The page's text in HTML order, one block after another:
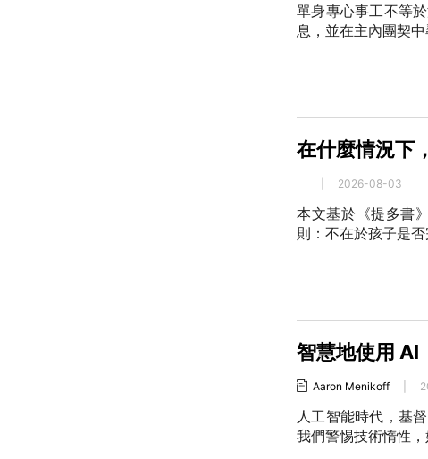
單身專心事工不等
息，並在主內團契中
在什麼情況下
2026-08-03
本文基於《提多書
則：不在於孩子是
智慧地使用 AI
Aaron Menikoff
人工智能時代，基
我們警惕技術惰性